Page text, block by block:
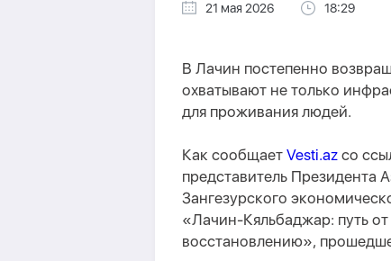
21 мая 2026 18:29
В Лачин постепенно
охватывают не только
для проживания людей.
Как сообщает Vesti.az со
представитель
Зангезурского
«Лачин-Кяльбаджар: путь
восстановлению»,